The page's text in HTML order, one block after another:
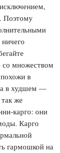
Поэтому
множеством
в
а в худшем —
же
карго: они
Карго
гармошкой на